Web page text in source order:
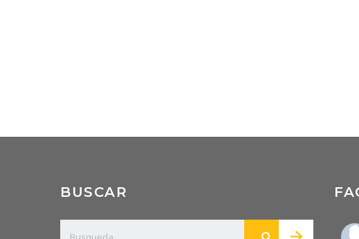
BUSCAR